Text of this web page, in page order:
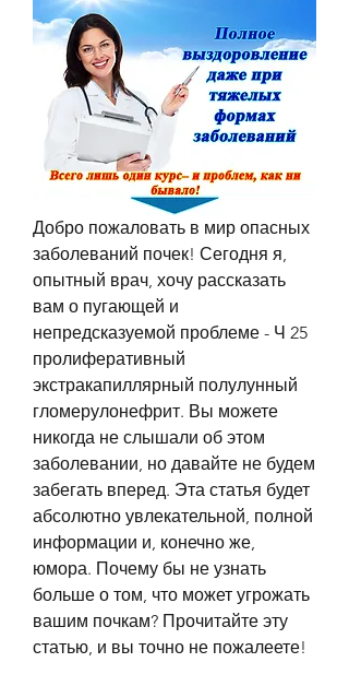
Добро пожаловать в мир опасных
заболеваний почек! Сегодня я,
опытный врач, хочу рассказать
вам о пугающей и
непредсказуемой проблеме - Ч 25
пролиферативный
экстракапиллярный полулунный
гломерулонефрит. Вы можете
никогда не слышали об этом
заболевании, но давайте не будем
забегать вперед. Эта статья будет
абсолютно увлекательной, полной
информации и, конечно же,
юмора. Почему бы не узнать
больше о том, что может угрожать
вашим почкам? Прочитайте эту
статью, и вы точно не пожалеете!